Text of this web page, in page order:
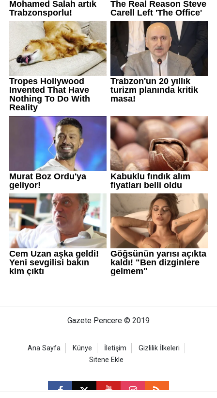
Gazete Pencere © 2019
Ana Sayfa Künye İletişim
Gizlilik İlkeleri
Sitene Ekle